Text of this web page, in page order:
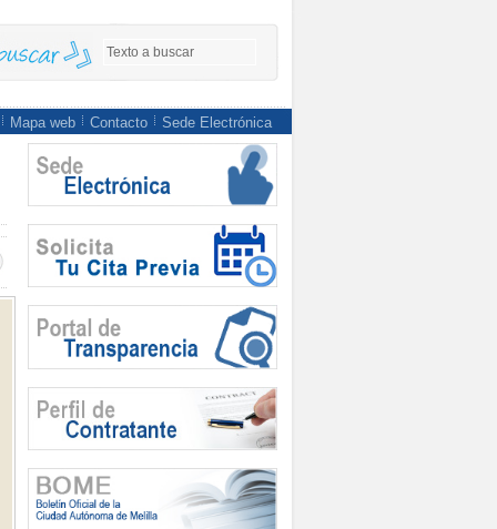
Mapa web Contacto Sede Electrónica